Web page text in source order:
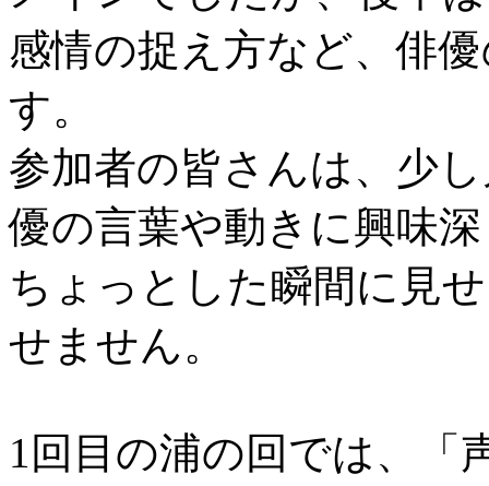
感情の捉え方など、俳
す。
参加者の皆さんは、少
優の言葉や動きに興味
ちょっとした瞬間に見
せません。
1回目の浦の回では、「